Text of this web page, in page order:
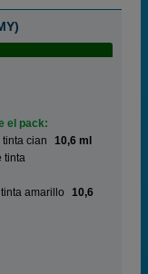
el pack:
cian
10,6 ml
tinta
amarillo
10,6